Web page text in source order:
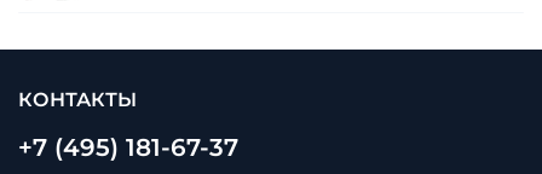
КОНТАКТЫ
+7 (495) 181-67-37